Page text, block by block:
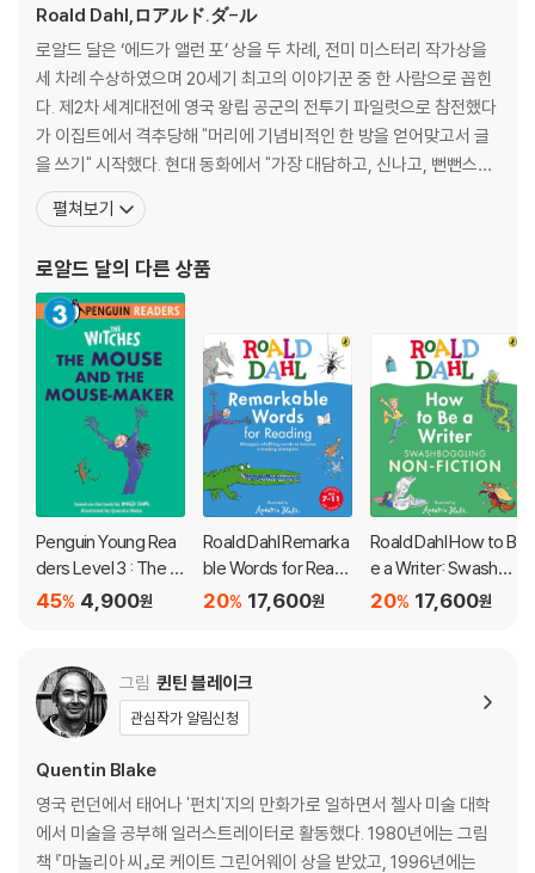
* eBook 과 오디오는 penguinreaders.co.uk 사이트에 접속하여 회원
가입 후 교재에 부착된 access code를 입력하여 사용할 수 있습니다.
4. 시리즈 세부 정보
ROALD DHAL series Overview
Roald Dahl의 초급 독서 시리즈는 어린 독자들을 위한 시리즈입니다. 이
구성되어 있습니다. 이 시리즈는 어린이들이 독서를 통해 즐거움을 느끼면
서 동시에 독해 실력을 향상시킬 수 있도록 설계되었습니다.
이 시리즈는 주로 짧고 간단한 이야기들로 구성되어 있으며, 어린이들이
읽기 쉬운 어휘와 문장 구조를 사용합니다. Roald Dahl의 독특하고 재미
있는 이야기들은 아이들의 상상력을 자극하고 호기심을 자아냅니다.
이 시리즈는 초급 독서자들을 위한 최적의 선택이며, Roald Dahl의 특유
의 매력과 재미를 경험하면서 독서 능력을 향상시킬 수 있는 훌륭한 도구
입니다.
숲에는 괴물들이 있어. 절대 거기에 가면 안 돼! 하지만 어린 빌리는 엄마의
Roald Dahl,ロアルド.ダ-ル
로알드 달은 ‘에드가 앨런 포’ 상을 두 차례, 전미 미스터리 작가상을
세 차례 수상하였으며 20세기 최고의 이야기꾼 중 한 사람으로 꼽힌
다. 제2차 세계대전에 영국 왕립 공군의 전투기 파일럿으로 참전했다
가 이집트에서 격추당해 "머리에 기념비적인 한 방을 얻어맞고서 글
을 쓰기" 시작했다. 현대 동화에서 "가장 대담하고, 신나고, 뻔뻔스럽
고, 재미있는 어린이 책"을 만든 작가라는 평을 받고 있으며, 구미 어
린들이 가장 좋아하는 작가로 손꼽히고 있다. 1916년 10월 3일에 영
렙턴 스쿨을 다녔다. 부모는 노르웨
펼쳐보기
로알드 달의 다른 상품
Penguin Young Rea
ders Level 3 : The W
itches : The Mouse
4,900원
45%
Roald Dahl Remarka
ble Words for Readi
ng
17,600원
20%
Roald Dahl How to B
e a Writer: Swashbo
ggling Non-Fiction
17,600원
20%
그림 퀸틴 블레이크
관심작가 알림신청
Quentin Blake
영국 런던에서 태어나 '펀치'지의 만화가로 일하면서 첼사 미술 대학
에서 미술을 공부해 일러스트레이터로 활동했다. 1980년에는 그림
책 『마놀리아 씨』로 케이트 그린어웨이 상을 받았고, 1996년에는